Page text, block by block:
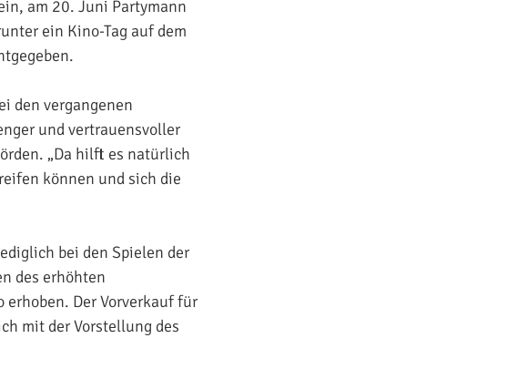
am 20. Juni Partymann
ein Kino-Tag auf dem
den vergangenen
und vertrauensvoller
„Da hilft es natürlich
können und sich die
bei den Spielen der
des erhöhten
Der Vorverkauf für
mit der Vorstellung des